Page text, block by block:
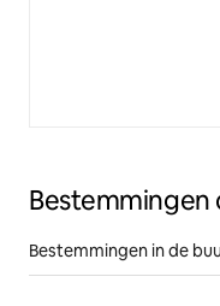
Bestemmingen
Bestemmingen in de